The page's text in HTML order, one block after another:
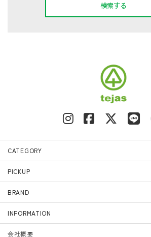
検索する
カテゴリー
CATEGORY
PICKUP
BRAND
INFORMATION
会社概要